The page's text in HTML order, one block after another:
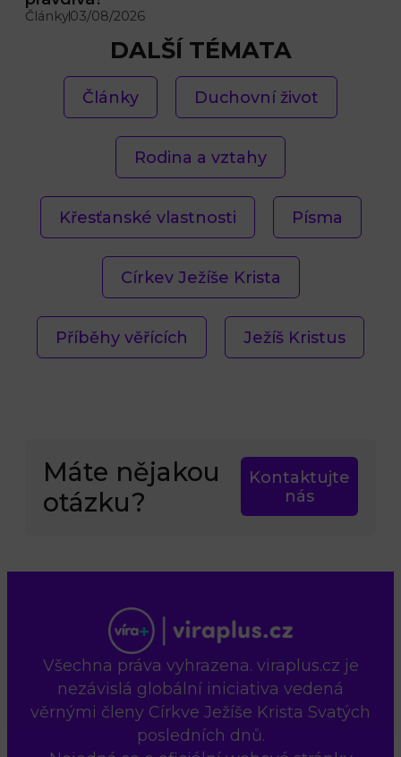
Články03/08/2026
DALŠÍ TÉMATA
Články Duchovní život
Rodina a vztahy
Křesťanské vlastnosti Písma
Církev Ježíše Krista
Příběhy věřících Ježíš Kristus
Máte nějakou
otázku?
Kontaktujte
nás
Všechna práva vyhrazena. viraplus.cz je
nezávislá globální iniciativa vedená
věrnými členy Církve Ježíše Krista Svatých
posledních dnů.